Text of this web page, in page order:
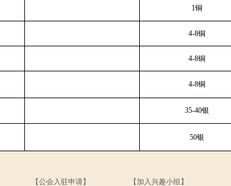
1铜
4-8铜
4-8铜
4-8铜
35-40银
50银
【公会入驻申请】 【加入兴趣小组】